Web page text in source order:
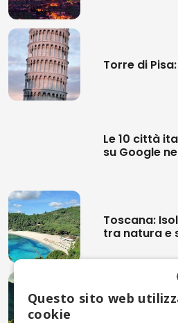
Torre di
Le 10 città
su Google
Toscana:
tra natura e
Toscana:
nell’antico
Questo sito web
cookie